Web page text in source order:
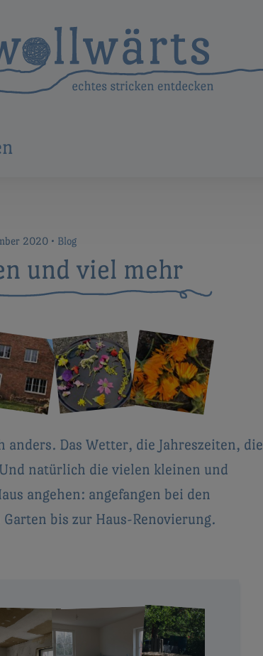
2020• Blog
und viel mehr
Das Wetter, die Jahreszeiten, die
natürlich die vielen kleinen und
angehen: angefangen bei den
bis zur Haus-Renovierung.